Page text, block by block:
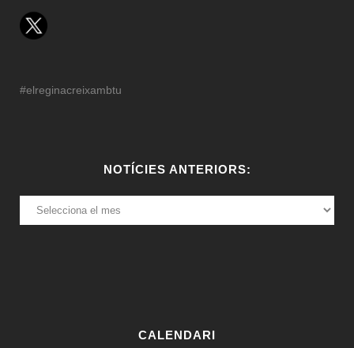
#elreginacreixambtu
NOTÍCIES ANTERIORS:
NOTÍCIES
ANTERIORS:
CALENDARI